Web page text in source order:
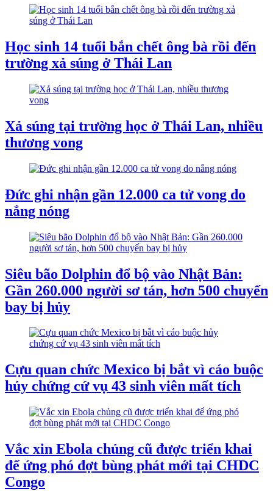
Học sinh 14 tuổi bắn chết ông bà rồi đến
trường xả súng ở Thái Lan
Xả súng tại trường học ở Thái Lan, nhiều
thương vong
Đức ghi nhận gần 12.000 ca tử vong do
nắng nóng
Siêu bão Dolphin đổ bộ vào Nhật Bản:
Gần 260.000 người sơ tán, hơn 500 chuyến
bay bị hủy
Cựu quan chức Mexico bị bắt vì cáo buộc
hủy chứng cứ vụ 43 sinh viên mất tích
Vắc xin Ebola chủng cũ được triển khai
để ứng phó đợt bùng phát mới tại CHDC
Congo